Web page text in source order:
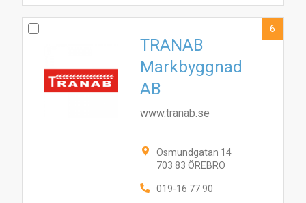
TRANAB
Markbyggnad
AB
www.tranab.se
Osmundgatan 14
703 83 ÖREBRO
019-16 77 90
6
13
4
89
10